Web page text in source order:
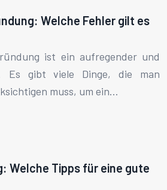
Welche Fehler gilt es
ist ein aufregender und
Es gibt viele Dinge, die man
muss, um ein…
Welche Tipps für eine gute